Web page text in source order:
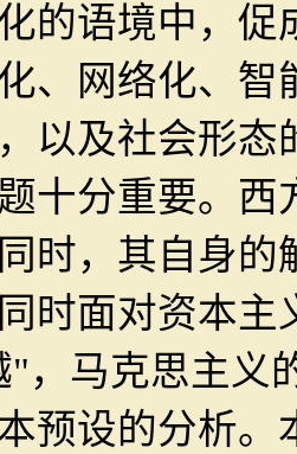
的语境中，
、网络化、
以及社会形
十分重要。
时，其自身
时面对资本
"，马克思主义
预设的分析